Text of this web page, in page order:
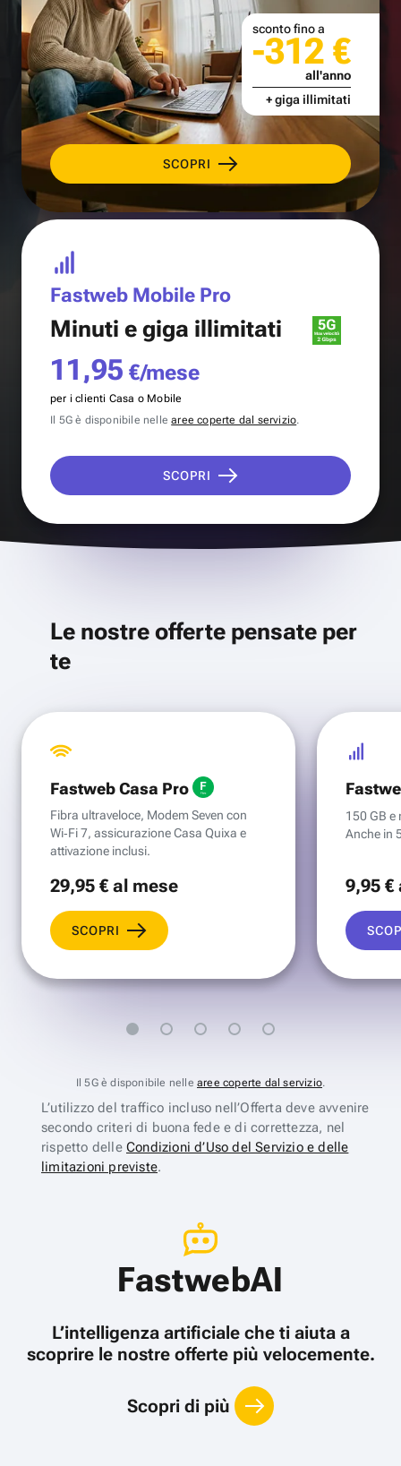
SCOPRI
sconto fino a
-312 €
all'anno
+ giga illimitati
Fastweb Mobile Pro
Minuti e giga illimitati
11,95 €/mese
per i clienti Casa o Mobile
Il 5G è disponibile nellearee coperte dal servizio.
SCOPRI
Le nostre offerte pensate per
te
Fastweb Casa Pro
Fibra ultraveloce, Modem Seven con
Wi‑Fi 7, assicurazione Casa Quixa e
attivazione inclusi.
29,95 €al mese
SCOPRI
150 GB e
Anche in
9,95 €
Il 5G è disponibile nelle aree coperte dal servizio.
L’utilizzo del traffico incluso nell’Offerta deve avvenire
secondo criteri di buona fede e di correttezza, nel
rispetto delle Condizioni d’Uso del Servizio e delle
limitazioni previste.
FastwebAI
L’intelligenza artificiale che ti aiuta a
scoprire le nostre offerte più velocemente.
Scopri di più